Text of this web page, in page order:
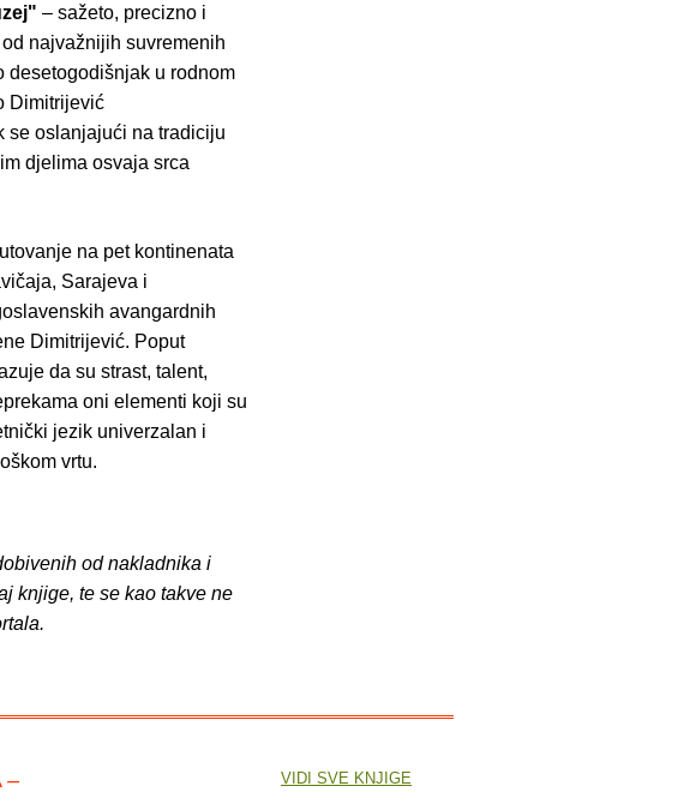
– sažeto, precizno i
najvažnijih suvremenih
desetogodišnjak u rodnom
Dimitrijević
se oslanjajući na tradiciju
djelima osvaja srca
na pet kontinenata
Sarajeva i
avangardnih
Dimitrijević. Poput
da su strast, talent,
oni elementi koji su
jezik univerzalan i
vrtu.
od nakladnika i
knjige, te se kao takve ne
– VIDI SVE KNJIGE